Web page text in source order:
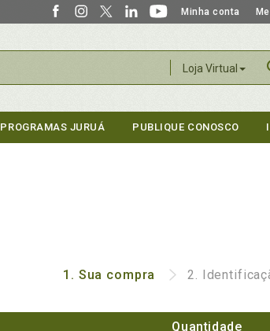
Minha conta
Loja Virtual
PROGRAMAS JURUÁ PUBLIQUE CONOSCO
1. Sua compra 2.
Quantidade